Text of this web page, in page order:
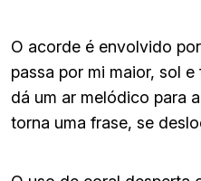
O acorde é envolvido
passa por mi maior, sol
dá um ar melódico para
torna uma frase, se